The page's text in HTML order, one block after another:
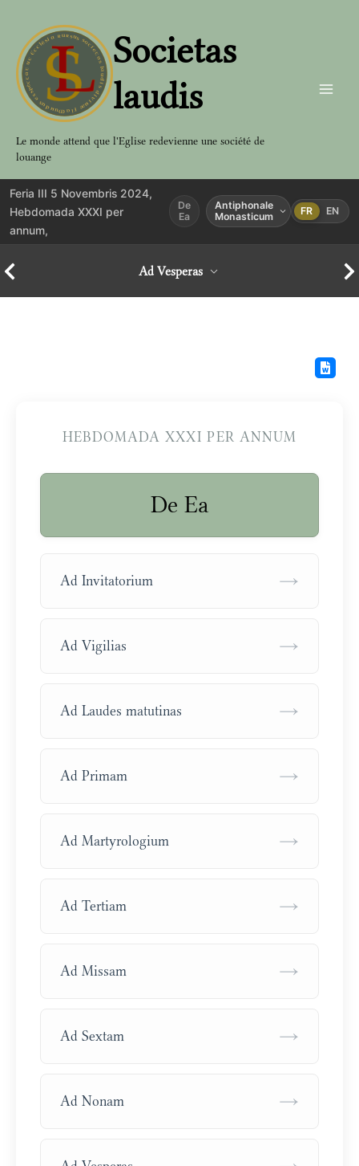
contenu
Societas
laudis
Le monde attend que l'Eglise redevienne une société de
louange
Feria III 5 Novembris 2024,
Hebdomada XXXI per
annum,
De
Ea
Antiphonale
Monasticum
FR EN
Ad Vesperas
HEBDOMADA XXXI PER ANNUM
De Ea
Ad Invitatorium →
Ad Vigilias →
Ad Laudes matutinas →
Ad Primam →
Ad Martyrologium →
Ad Tertiam →
Ad Missam →
Ad Sextam →
Ad Nonam →